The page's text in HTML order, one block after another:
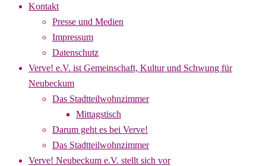
Kontakt
Presse und Medien
Impressum
Datenschutz
Verve! e.V. ist Gemeinschaft, Kultur und Schwung für
Neubeckum
Das Stadtteilwohnzimmer
Mittagstisch
Darum geht es bei Verve!
Das Stadtteilwohnzimmer
Verve! Neubeckum e.V. stellt sich vor